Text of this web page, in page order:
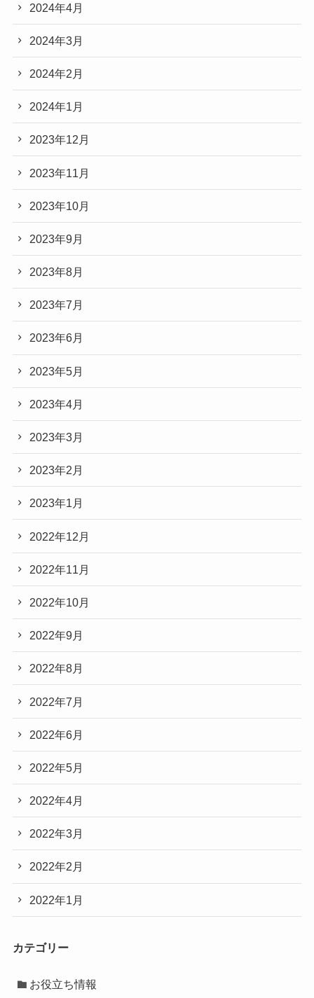
2024年4月
2024年3月
2024年2月
2024年1月
2023年12月
2023年11月
2023年10月
2023年9月
2023年8月
2023年7月
2023年6月
2023年5月
2023年4月
2023年3月
2023年2月
2023年1月
2022年12月
2022年11月
2022年10月
2022年9月
2022年8月
2022年7月
2022年6月
2022年5月
2022年4月
2022年3月
2022年2月
2022年1月
カテゴリー
お役立ち情報